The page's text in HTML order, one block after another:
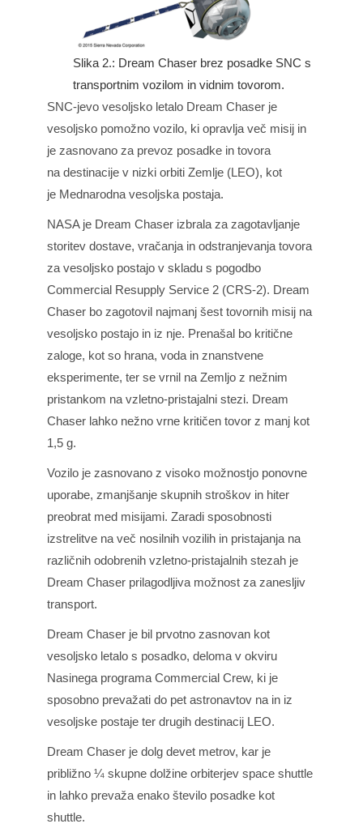
Slika 2.: Dream Chaser brez posadke SNC s
transportnim vozilom in vidnim tovorom.
SNC-jevo vesoljsko letalo Dream Chaser je
vesoljsko pomožno vozilo, ki opravlja več misij in
je zasnovano za prevoz posadke in tovora
na destinacije v nizki orbiti Zemlje (LEO), kot
je Mednarodna vesoljska postaja.
NASA je Dream Chaser izbrala za zagotavljanje
storitev dostave, vračanja in odstranjevanja tovora
za vesoljsko postajo v skladu s pogodbo
Commercial Resupply Service 2 (CRS-2). Dream
Chaser bo zagotovil najmanj šest tovornih misij na
vesoljsko postajo in iz nje. Prenašal bo kritične
zaloge, kot so hrana, voda in znanstvene
eksperimente, ter se vrnil na Zemljo z nežnim
pristankom na vzletno-pristajalni stezi. Dream
Chaser lahko nežno vrne kritičen tovor z manj kot
1,5 g.
Vozilo je zasnovano z visoko možnostjo ponovne
uporabe, zmanjšanje skupnih stroškov in hiter
preobrat med misijami. Zaradi sposobnosti
izstrelitve na več nosilnih vozilih in pristajanja na
različnih odobrenih vzletno-pristajalnih stezah je
Dream Chaser prilagodljiva možnost za zanesljiv
transport.
Dream Chaser je bil prvotno zasnovan kot
vesoljsko letalo s posadko, deloma v okviru
Nasinega programa Commercial Crew, ki je
sposobno prevažati do pet astronavtov na in iz
vesoljske postaje ter drugih destinacij LEO.
Dream Chaser je dolg devet metrov, kar je
približno ¼ skupne dolžine orbiterjev space shuttle
in lahko prevaža enako število posadke kot
shuttle.